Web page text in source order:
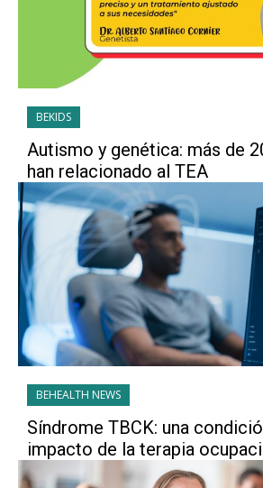
BEKIDS
Autismo y genética: más de
han relacionado al TEA
BEHEALTH NEWS
Síndrome TBCK: una
impacto de la terapia